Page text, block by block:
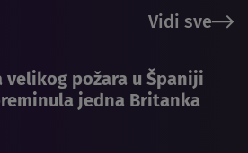
Vidi sve
velikog požara u Španiji
jedna Britanka